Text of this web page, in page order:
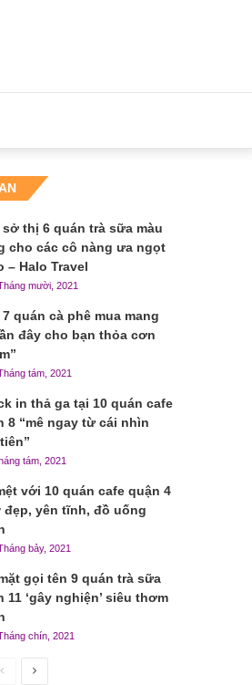
sở thị 6 quán trà sữa màu
cho các cô nàng ưa ngọt
– Halo Travel
mười, 2021
7 quán cà phê mua mang
đây cho bạn thỏa cơn
tám, 2021
in thả ga tại 10 quán cafe
8 “mê ngay từ cái nhìn
tám, 2021
với 10 quán cafe quận 4
đẹp, yên tĩnh, đồ uống
bảy, 2021
gọi tên 9 quán trà sữa
11 ‘gây nghiện’ siêu thơm
chín, 2021
Trang